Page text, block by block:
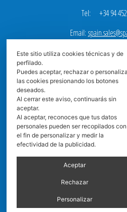
Tel: +34 94
Email:
EMPRESA
PRODUCTOS
CAMPOS DE
GUÍA DEL
CENTROS DE
NEWS
Este sitio utiliza cookies técnicas y de
perfilado.
Puedes aceptar, rechazar o
las cookies presionando los botones
deseados.
Al cerrar este aviso, continuarás sin
aceptar.
Al aceptar, reconoces que tus datos
personales pueden ser recopilados con
el fin de personalizar y medir la
efectividad de la publicidad.
Aceptar
Rechazar
Personalizar